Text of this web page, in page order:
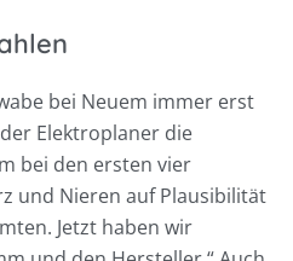
bei Neuem immer erst
Elektroplaner die
bei den ersten vier
und Nieren auf Plausibilität
Jetzt haben wir